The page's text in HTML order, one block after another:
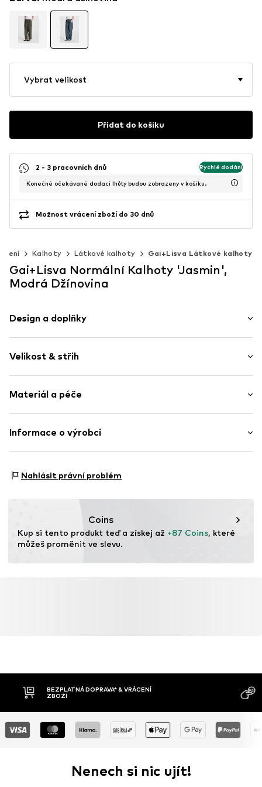
Vybrat velikost
Přidat do košíku
2 - 3 pracovních dnů Rychlé dodání
Konečné očekávané dodací lhůty budou zobrazeny v košíku.
Možnost vrácení zboží do 30 dnů
Kalhoty Látkové kalhoty Gai+Lisva Látkové kalhoty
Gai+Lisva Normální Kalhoty 'Jasmin',
Modrá Džínovina
Design a doplňky
Bavlna
Nařásněné
Položka č. GL19211472 Denim BlueXS
Velikost & střih
Střih: Normální
Výška sedu: Střední pas
Tabulka velikostí
Materiál a péče
Vrchní materiál: 100% Bavlna
Informace o výrobci
8362 Hørning
Nahlásit právní problém
Coins
Kup si tento produkt teď a získej až +87 Coins, které
můžeš proměnit ve slevu.
BEZPLATNÁ DOPRAVA* & VRÁCENÍ
ZBOŽÍ
Nenech si nic ujít!